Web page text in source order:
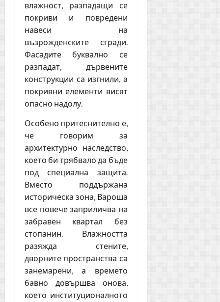
влажност, разпадащи се
покриви и повредени
навеси на
възрожденските сгради.
Фасадите буквално се
разпадат, дървените
конструкции са изгнили, а
покривни елементи висят
опасно надолу.
Особено притеснително е,
че говорим за
архитектурно наследство,
което би трябвало да бъде
под специална защита.
Вместо поддържана
историческа зона, Вароша
все повече заприличва на
забравен квартал без
стопанин. Влажността
разяжда стените,
дворните пространства са
занемарени, а времето
бавно довършва онова,
което институционалното